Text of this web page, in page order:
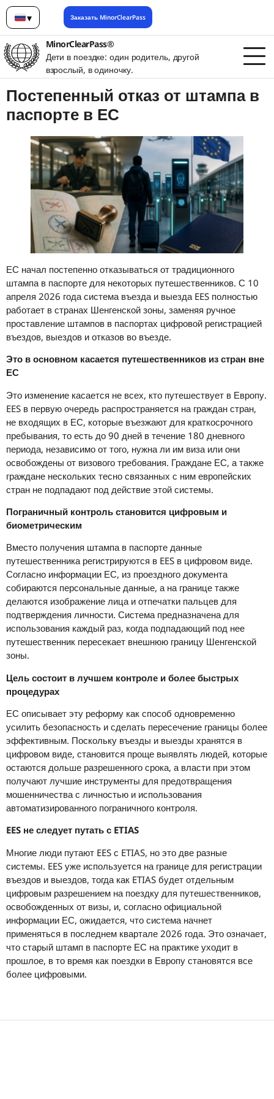
▾
Русский
Заказать MinorClearPass
MinorClearPass®
Дети в поездке: один родитель, другой
взрослый, в одиночку.
Постепенный отказ от штампа в
паспорте в ЕС
ЕС начал постепенно отказываться от традиционного
штампа в паспорте для некоторых путешественников. С 10
апреля 2026 года система въезда и выезда EES полностью
работает в странах Шенгенской зоны, заменяя ручное
проставление штампов в паспортах цифровой регистрацией
въездов, выездов и отказов во въезде.
Это в основном касается путешественников из стран вне
ЕС
Это изменение касается не всех, кто путешествует в Европу.
EES в первую очередь распространяется на граждан стран,
не входящих в ЕС, которые въезжают для краткосрочного
пребывания, то есть до 90 дней в течение 180 дневного
периода, независимо от того, нужна ли им виза или они
освобождены от визового требования. Граждане ЕС, а также
граждане нескольких тесно связанных с ним европейских
стран не подпадают под действие этой системы.
Пограничный контроль становится цифровым и
биометрическим
Вместо получения штампа в паспорте данные
путешественника регистрируются в EES в цифровом виде.
Согласно информации ЕС, из проездного документа
собираются персональные данные, а на границе также
делаются изображение лица и отпечатки пальцев для
подтверждения личности. Система предназначена для
использования каждый раз, когда подпадающий под нее
путешественник пересекает внешнюю границу Шенгенской
зоны.
Цель состоит в лучшем контроле и более быстрых
процедурах
ЕС описывает эту реформу как способ одновременно
усилить безопасность и сделать пересечение границы более
эффективным. Поскольку въезды и выезды хранятся в
цифровом виде, становится проще выявлять людей, которые
остаются дольше разрешенного срока, а власти при этом
получают лучшие инструменты для предотвращения
мошенничества с личностью и использования
автоматизированного пограничного контроля.
EES не следует путать с ETIAS
Многие люди путают EES с ETIAS, но это две разные
системы. EES уже используется на границе для регистрации
въездов и выездов, тогда как ETIAS будет отдельным
цифровым разрешением на поездку для путешественников,
освобожденных от визы, и, согласно официальной
информации ЕС, ожидается, что система начнет
применяться в последнем квартале 2026 года. Это означает,
что старый штамп в паспорте ЕС на практике уходит в
прошлое, в то время как поездки в Европу становятся все
более цифровыми.